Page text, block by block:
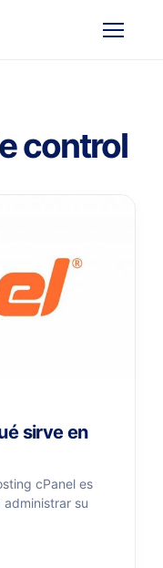
control
sirve en
cPanel es
su